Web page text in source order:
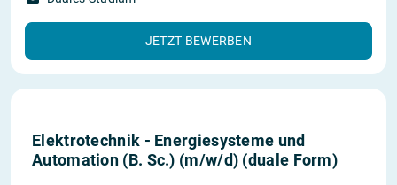
JETZT BEWERBEN
Elektrotechnik - Energiesysteme und
Automation (B. Sc.) (m/w/d) (duale Form)